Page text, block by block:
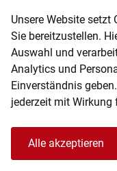
Mittelarmlehne
Multifunktions-
ISOFIX
Unsere Website setzt
Sie bereitzustellen.
Auswahl und
Analytics und
Einverständnis
jederzeit mit
Alle akzeptieren